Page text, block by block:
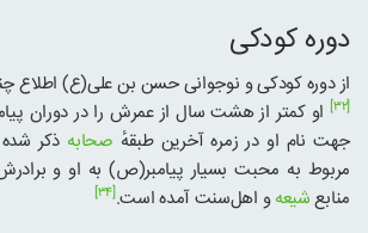
دوره کودکی
از دوره کودکی و نوجوانی حسن بن علی(ع)
[۳۲]
او کمتر از هشت سال از عمرش را در دوران
جهت نام او در زمره آخرین طبقهٔ صحابه ذکر
مربوط به محبت بسیار پیامبر(ص) به او و
منابعشیعهو اهل‌سنت آمده است.[۳۴]